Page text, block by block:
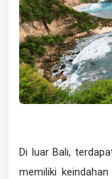
Di luar Bali,
memiliki